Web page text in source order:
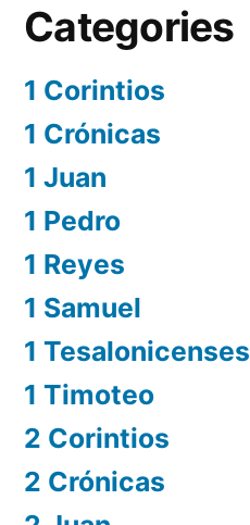
Categories
1 Corintios
1 Crónicas
1 Juan
1 Pedro
1 Reyes
1 Samuel
1 Tesalonicenses
1 Timoteo
2 Corintios
2 Crónicas